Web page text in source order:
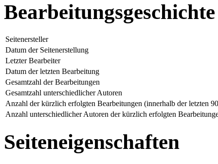
Bearbeitungsgeschichte
Seitenersteller
Datum der Seitenerstellung
Letzter Bearbeiter
Datum der letzten Bearbeitung
Gesamtzahl der Bearbeitungen
Gesamtzahl unterschiedlicher Autoren
Anzahl der kürzlich erfolgten Bearbeitungen (innerhalb der letzten
Anzahl unterschiedlicher Autoren der kürzlich erfolgten
Seiteneigenschaften